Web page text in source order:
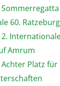
60.
2.
Amrum
Achter Platz